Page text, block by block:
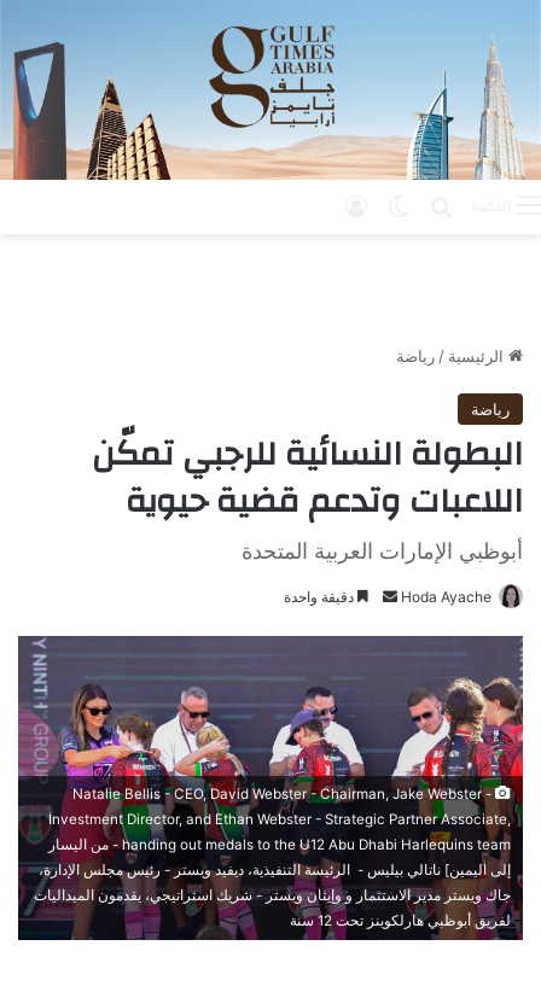
الرئيسية /رياضة
رياضة
البطولة النسائية للرجبي تمكّن
اللاعبات وتدعم قضية حيوية
أبوظبي الإمارات العربية المتحدة
Hoda Ayache
د
ا
ل
ك
ت
دقيقة واحدة
Natalie Bellis - CEO, David Webster - Chairman, Jake Webster -
Investment Director, and Ethan Webster - Strategic Partner Associate,
handing out medals to the U12 Abu Dhabi Harlequins team - من اليسار
إلى اليمين] ناتالي بيليس - الرئيسة التنفيذية، ديفيد ويستر - رئيس مجلس الإدارة،
جاك ويستر مدير الاستثمار و وإيثان ويستر - شريك استراتيجي، يقدمون الميداليات
لفريق أبوظبي هارلكوينز تحت 12 سنة